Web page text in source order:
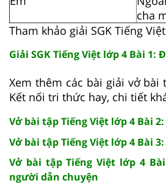
cha
Tham khảo giải SGK Tiếng
Giải SGK Tiếng Việt lớp 4 Bài 1:
Xem thêm các bài giải vở bài
Kết nối tri thức hay, chi tiết
Vở bài tập Tiếng Việt lớp 4 Bài
Vở bài tập Tiếng Việt lớp 4 Bài
Vở bài tập Tiếng Việt lớp 4
người dẫn chuyện